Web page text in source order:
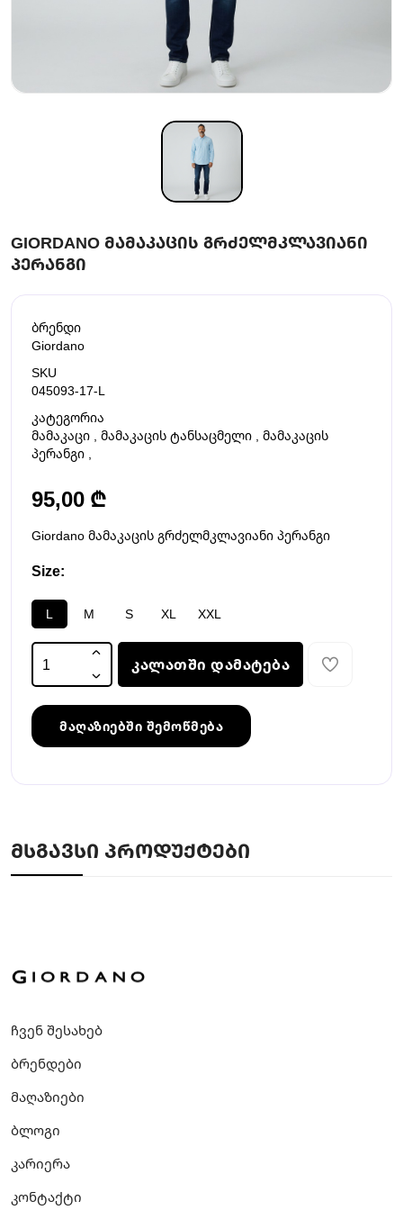
GIORDANO ᲛᲐᲛᲐᲙᲐᲪᲘᲡ ᲒᲠᲫᲔᲚᲛᲙᲚᲐᲕᲘᲐᲜᲘ
ᲞᲔᲠᲐᲜᲒᲘ
ბრენდი
Giordano
SKU
045093-17-L
კატეგორია
მამაკაცი
მამაკაცის ტანსაცმელი
მამაკაცის
პერანგი
95,00 ₾
Giordano მამაკაცის გრძელმკლავიანი პერანგი
Size:
L M S XL XXL
კალათში დამატება
მაღაზიებში შემოწმება
ᲛᲡᲒᲐᲕᲡᲘ ᲞᲠᲝᲓᲣᲥᲢᲔᲑᲘ
ჩვენ შესახებ
ბრენდები
მაღაზიები
ბლოგი
კარიერა
კონტაქტი